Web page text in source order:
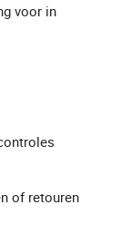
voor in
of retouren